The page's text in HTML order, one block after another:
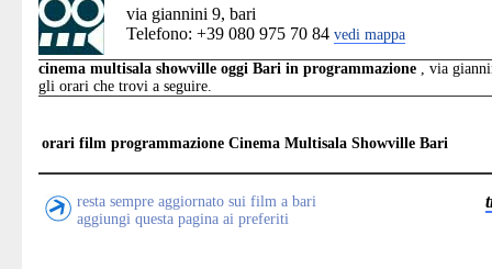
via giannini 9, bari
Telefono: +39 080 975 70 84 vedi mappa
cinema multisala showville oggi Bari in programmazione , via
gli orari che trovi a seguire.
orari film programmazione Cinema Multisala Showville Bari
resta sempre aggiornato sui film a bari
aggiungi questa pagina ai preferiti